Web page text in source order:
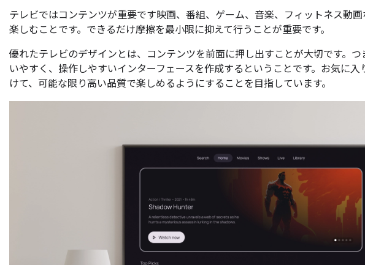
テレビではコンテンツが重要です映画、番組、ゲーム、音楽、フィットネス動
楽しむことです。できるだけ摩擦を最小限に抑えて行うことが重要です。
優れたテレビのデザインとは、コンテンツを前面に押し出すことが大切です。
いやすく、操作しやすいインターフェースを作成するということです。お気に
けて、可能な限り高い品質で楽しめるようにすることを目指しています。